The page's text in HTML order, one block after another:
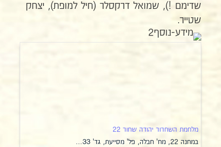
שדימם !), שמואל דרקסלר (חיל למופת), יצחק
שטייר.
מלחמת השחרור יהודה שחור 22
במחנה 22, מח' חבלה, פל' מסייעת, גד' 33…